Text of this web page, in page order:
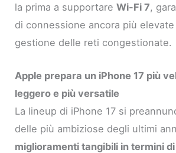
la prima a supportareWi-Fi 7,
di connessione ancora più
gestione delle reti congestionate.
Apple prepara un iPhone 17 più
leggero e più versatile
La lineup di iPhone 17 si
delle più ambiziose degli ultimi
miglioramenti tangibili in termini